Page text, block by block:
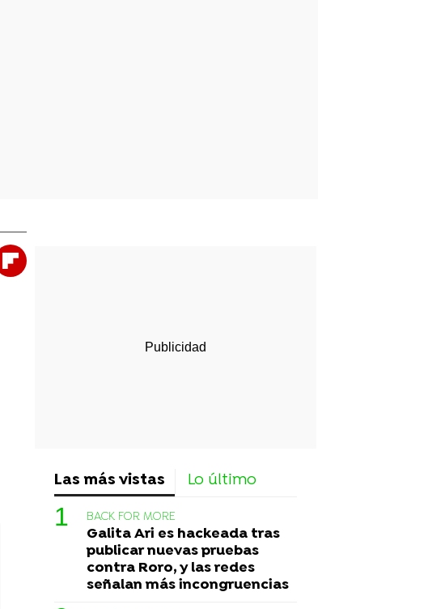
Flipboard
Las más vistas Lo último
BACK FOR MORE
Galita Ari es hackeada tras
publicar nuevas pruebas
contra Roro, y las redes
señalan más incongruencias